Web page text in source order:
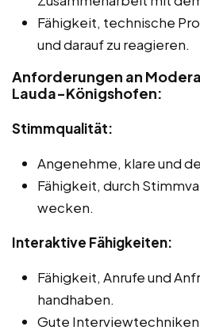
Fähigkeit, technische
und darauf zu reagieren.
Anforderungen an
Lauda-Königshofen:
Stimmqualität:
Angenehme, klare und
Fähigkeit, durch
wecken.
Interaktive Fähigkeiten:
Fähigkeit, Anrufe und
handhaben.
Gute